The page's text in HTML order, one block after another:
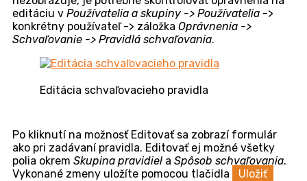
Povinné– každý používateľ, ktorý sa rozhodne návrh
schváliť, bude musieť vložiť poznámku s odôvodnením
svojho rozhodnutia.
vloženia poznámky.
Poznámka pre zamietnutie
s odôvodnením svojho rozhodnutia.
Nepovinné– zamietnutie návrhu bude možné aj bez
vloženia poznámky.